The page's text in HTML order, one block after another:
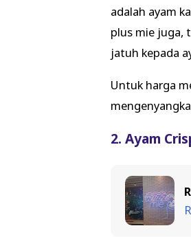
adalah ayam
plus mie juga,
jatuh kepada
Untuk harga
2. Ayam